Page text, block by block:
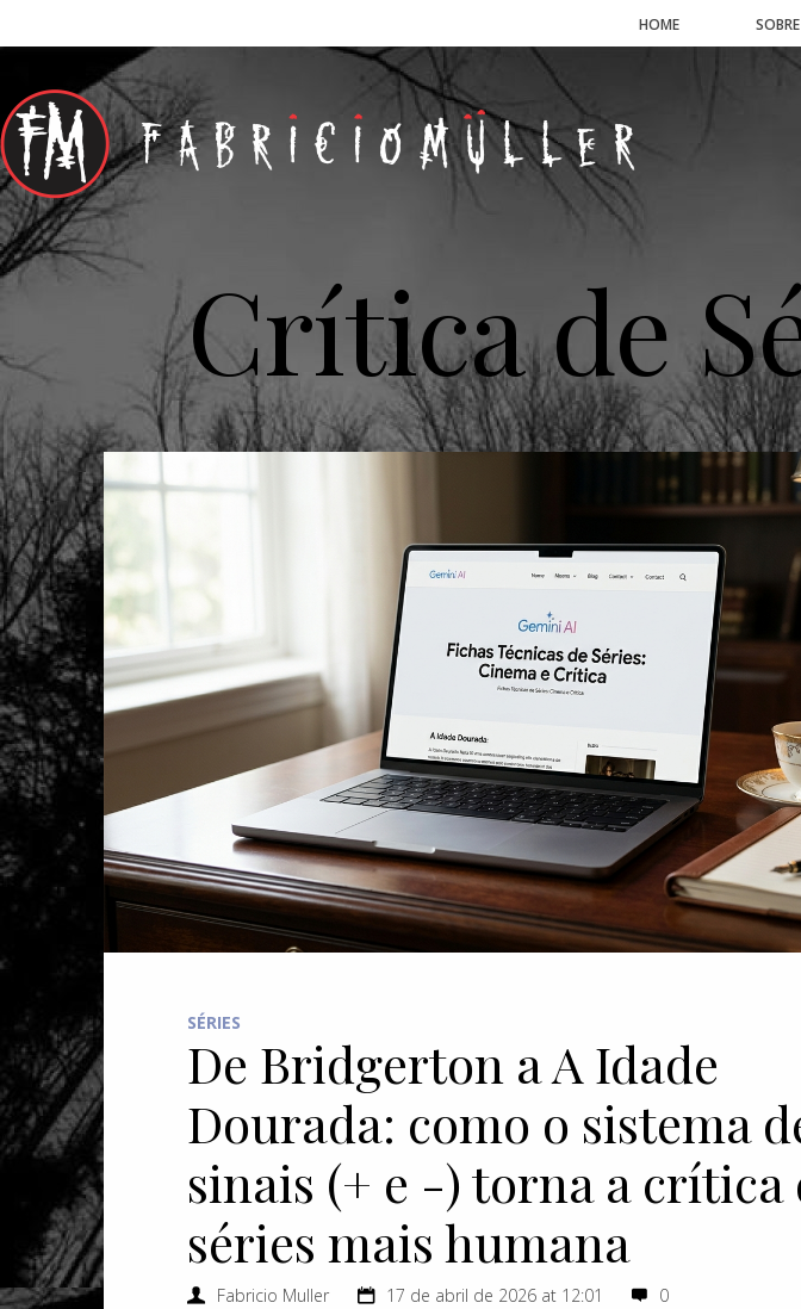
HOME SOBRE
Crítica de
SÉRIES
De Bridgerton a A Idade
Dourada: como o sistema
sinais (+ e -) torna a crítica
séries mais humana
Fabricio Muller 17 de abril de 2026 at 12:01 0